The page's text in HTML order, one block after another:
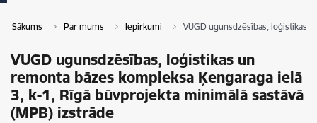
Sākums Par mums Iepirkumi VUGD ugunsdzēsības, loģistikas
VUGD ugunsdzēsības, loģistikas un
remonta bāzes kompleksa Ķengaraga ielā
3, k-1, Rīgā būvprojekta minimālā sastāvā
(MPB) izstrāde